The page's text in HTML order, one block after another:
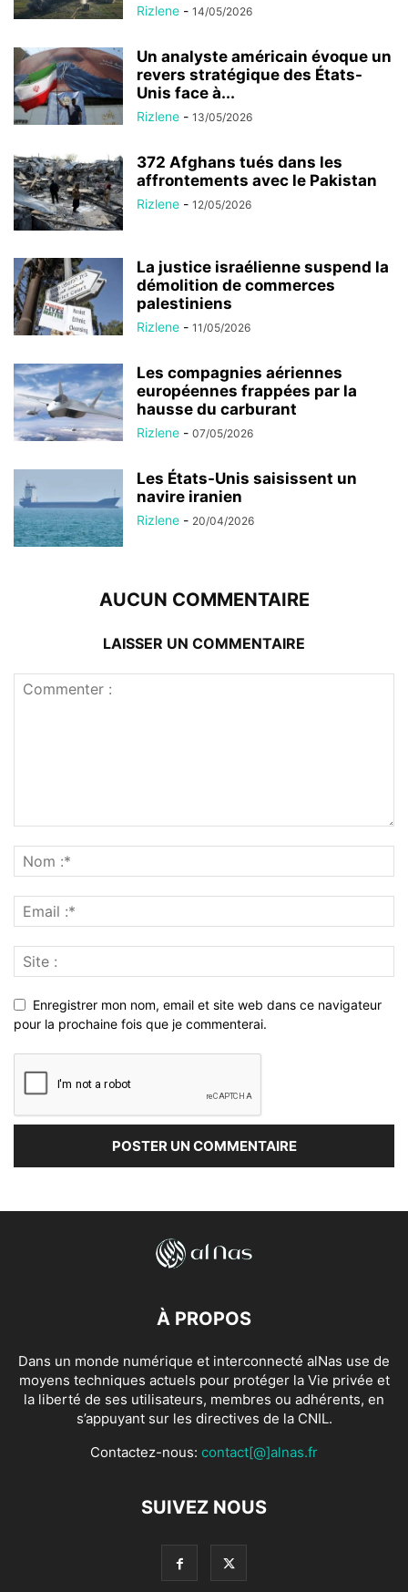
Rizlene - 14/05/2026
Un analyste américain évoque un
revers stratégique des États-
Unis face à...
Rizlene - 13/05/2026
372 Afghans tués dans les
affrontements avec le Pakistan
Rizlene - 12/05/2026
La justice israélienne suspend la
démolition de commerces
palestiniens
Rizlene - 11/05/2026
Les compagnies aériennes
européennes frappées par la
hausse du carburant
Rizlene - 07/05/2026
Les États-Unis saisissent un
navire iranien
Rizlene - 20/04/2026
AUCUN COMMENTAIRE
LAISSER UN COMMENTAIRE
Enregistrer mon nom, email et site web dans ce navigateur
pour la prochaine fois que je commenterai.
À PROPOS
Dans un monde numérique et interconnecté alNas use de
moyens techniques actuels pour protéger la Vie privée et
la liberté de ses utilisateurs, membres ou adhérents, en
s’appuyant sur les directives de la CNIL.
Contactez-nous: contact[@]alnas.fr
SUIVEZ NOUS